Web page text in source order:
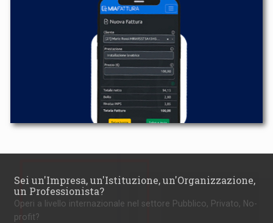
Sei un'Impresa, un'Istituzione, un'Organizzazione,
un Professionista?
Operi a livello internazionale nel settore Pubblico, Privato, No-
profit?